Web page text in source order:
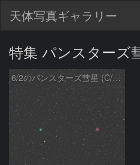
天体写真ギャラリー
特集 パンスターズ
6/2のパンスターズ彗星 (C/2013 X1)